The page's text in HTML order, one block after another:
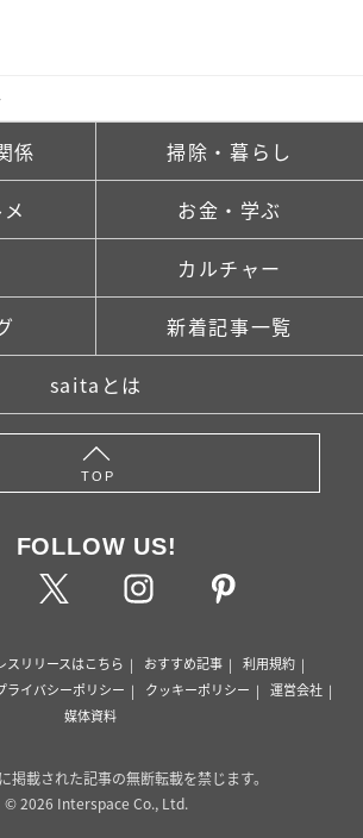
係 掃除・暮らし
お金・学ぶ
カルチャー
新着記事一覧
saitaとは
TOP
FOLLOW US!
スリリースはこちら おすすめ記事
利用規約
ライバシーポリシー クッキーポリシー
運営会社
媒体資料
掲載された記事の無断転載を禁じます。
© 2026 Interspace Co., Ltd.